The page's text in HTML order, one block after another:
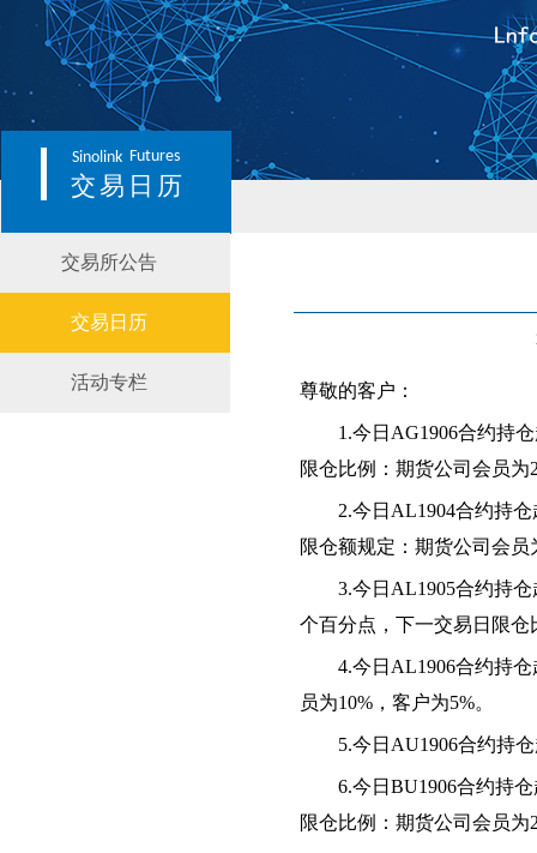
Sinolink Futures
交易日历
交易所公告
交易日历
活动专栏 尊敬的客户：
1.今日AG1906合约持
限仓比例：期货公司会员为
2.今日AL1904合约持
限仓额规定：期货公司会
3.今日AL1905合约持仓
个百分点 ，下一交易日限
4.今日AL1906合约持
员为10%，客户为5%。
5.今日AU1906合约持
6.今日BU1906合约持
限仓比例：期货公司会员为